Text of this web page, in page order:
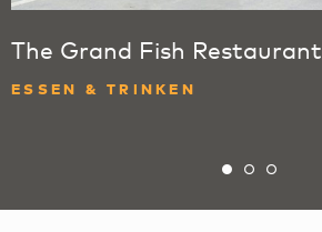
The Grand Fish Restaurant
ESSEN & TRINKEN